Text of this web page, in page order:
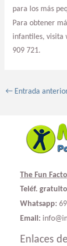
para los más
Para obtener
infantiles, visita
909 721.
←Entrada
The Fun
Teléf.
Whatsapp:
Email:
Enlaces